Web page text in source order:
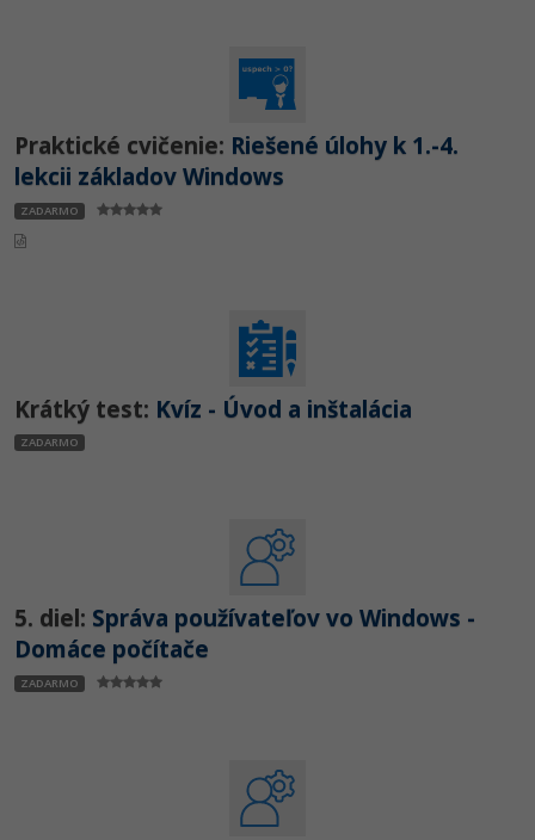
Praktické cvičenie: Riešené úlohy k 1.-4.
lekcii základov Windows
ZADARMO
Krátký test: Kvíz - Úvod a inštalácia
ZADARMO
5. diel: Správa používateľov vo Windows -
Domáce počítače
ZADARMO